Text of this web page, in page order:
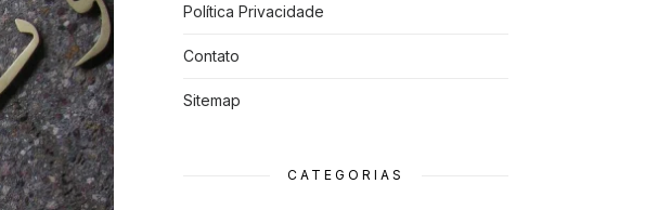
Política Privacidade
Contato
Sitemap
CATEGORIAS